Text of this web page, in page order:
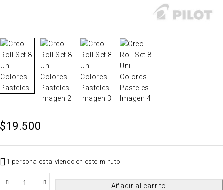
$19.500
1 persona esta viendo en este minuto
Añadir al carrito